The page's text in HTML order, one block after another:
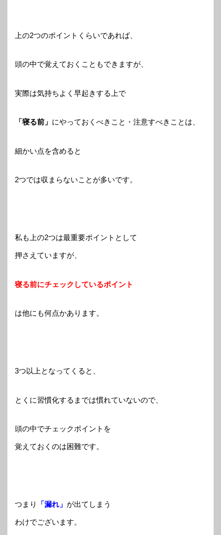
上の2つのポイントくらいであれば、
頭の中で覚えておくこともできますが、
実際は気持ちよく早起きする上で
「寝る前」 にやっておくべきこと・注意すべきことは、
細かい点を含めると
2つでは収まらないことが多いです。
私も上の2つは最重要ポイントとして
押さえていますが、
寝る前にチェックしているポイント
は他にも何点かあります。
3つ以上となってくると、
とくに習慣化するまでは慣れていないので、
頭の中でチェックポイントを
覚えておくのは困難です。
つまり 「漏れ」 が出てしまう
わけでございます。